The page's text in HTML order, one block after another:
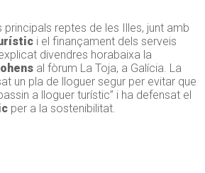
principals reptes de les Illes, junt amb
i el finançament dels serveis
divendres horabaixa la
al fòrum La Toja, a Galícia. La
un pla de lloguer segur per evitar que
a lloguer turístic” i ha defensat el
per a la sostenibilitat.